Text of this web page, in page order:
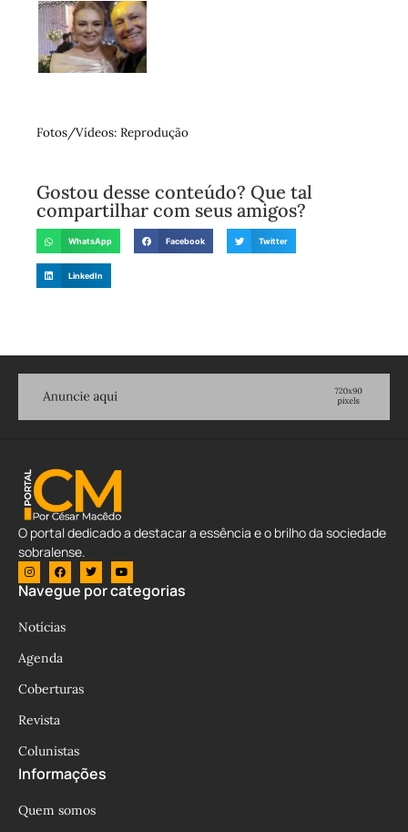
Fotos/Vídeos: Reprodução
Gostou desse conteúdo? Que tal
compartilhar com seus amigos?
WhatsApp Facebook Twitter
LinkedIn
O portal dedicado a destacar a essência e o brilho da sociedade
sobralense.
Navegue por categorias
Notícias
Agenda
Coberturas
Revista
Colunistas
Informações
Quem somos